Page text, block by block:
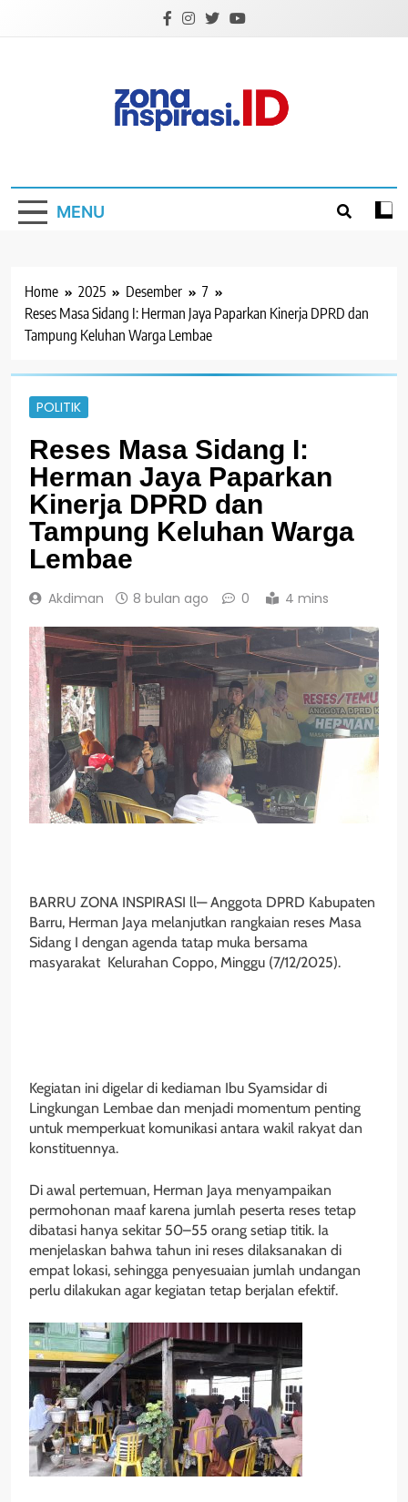
MENU
Home 2025 Desember
7
Reses Masa Sidang I: Herman Jaya Paparkan Kinerja DPRD dan
Tampung Keluhan Warga Lembae
POLITIK
Reses Masa Sidang I:
Herman Jaya Paparkan
Kinerja DPRD dan
Tampung Keluhan Warga
Lembae
Akdiman 8 bulan ago 0 4 mins
BARRU ZONA INSPIRASI ll— Anggota DPRD Kabupaten
Barru, Herman Jaya melanjutkan rangkaian reses Masa
Sidang I dengan agenda tatap muka bersama
masyarakat Kelurahan Coppo, Minggu (7/12/2025).
Kegiatan ini digelar di kediaman Ibu Syamsidar di
Lingkungan Lembae dan menjadi momentum penting
untuk memperkuat komunikasi antara wakil rakyat dan
konstituennya.
Di awal pertemuan, Herman Jaya menyampaikan
permohonan maaf karena jumlah peserta reses tetap
dibatasi hanya sekitar 50–55 orang setiap titik. Ia
menjelaskan bahwa tahun ini reses dilaksanakan di
empat lokasi, sehingga penyesuaian jumlah undangan
perlu dilakukan agar kegiatan tetap berjalan efektif.